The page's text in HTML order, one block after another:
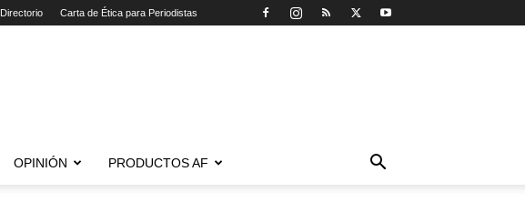
Directorio Carta de Ética para Periodistas
OPINIÓN PRODUCTOS AF